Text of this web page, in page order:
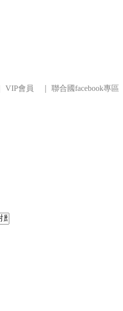
VIP會員 ｜ 聯合國facebook專區